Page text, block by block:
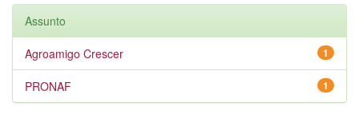
Assunto
1
Agroamigo Crescer
1
PRONAF